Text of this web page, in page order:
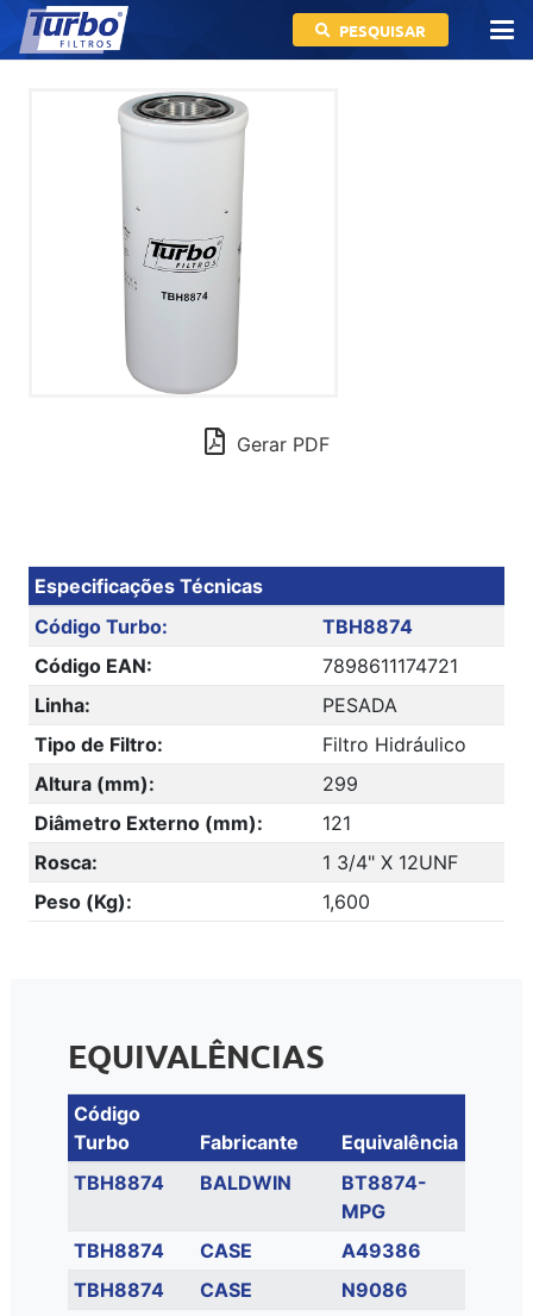
PESQUISAR
Gerar PDF
Especificações Técnicas
Código Turbo:
TBH8874
Código EAN:
7898611174721
Linha:
PESADA
Tipo de Filtro:
Filtro Hidráulico
Altura (mm):
299
Diâmetro Externo (mm):
121
Rosca:
1 3/4" X 12UNF
Peso (Kg):
1,600
EQUIVALÊNCIAS
Código
Turbo
Fabricante
Equivalência
TBH8874
BALDWIN
BT8874-
MPG
TBH8874
CASE
A49386
TBH8874
CASE
N9086